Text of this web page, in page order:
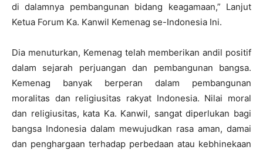
di dalamnya pembangunan bidang keagamaan,” Lanjut
Ketua Forum Ka. Kanwil Kemenag se-Indonesia Ini.
Dia menuturkan, Kemenag telah memberikan andil positif
dalam sejarah perjuangan dan pembangunan bangsa.
Kemenag banyak berperan dalam pembangunan
moralitas dan religiusitas rakyat Indonesia. Nilai moral
dan religiusitas, kata Ka. Kanwil, sangat diperlukan bagi
bangsa Indonesia dalam mewujudkan rasa aman, damai
dan penghargaan terhadap perbedaan atau kebhinekaan